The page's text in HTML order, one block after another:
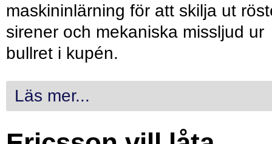
maskininlärning för att skilja ut
sirener och mekaniska missljud ur
bullret i kupén.
Läs mer...